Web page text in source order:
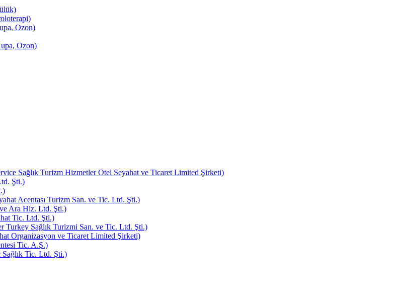
Ozon)
Ozon)
Sağlık Turizm Hizmetler Otel Seyahat ve Ticaret Limited Şirketi)
Şti.)
Acentası Turizm San. ve Tic. Ltd. Şti.)
Ara Hiz. Ltd. Şti.)
Tic. Ltd. Şti.)
Turkey Sağlık Turizmi San. ve Tic. Ltd. Şti.)
Organizasyon ve Ticaret Limited Şirketi)
Tic. A.Ş.)
Sağlık Tic. Ltd. Şti.)